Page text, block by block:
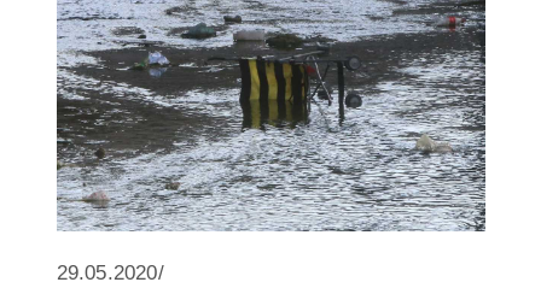
29.05.2020/